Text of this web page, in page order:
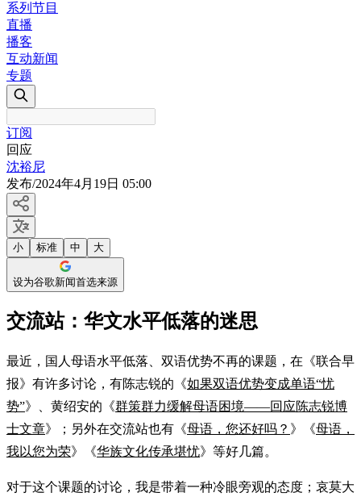
系列节目
直播
播客
互动新闻
专题
订阅
回应
沈裕尼
发布/2024年4月19日 05:00
小 标准 中 大
设为谷歌新闻首选来源
交流站：华文水平低落的迷思
最近，国人母语水平低落、双语优势不再的课题，在《联合早
报》有许多讨论，有陈志锐的《如果双语优势变成单语“忧
势”》、黄绍安的《群策群力缓解母语困境——回应陈志锐博
士文章》；另外在交流站也有《母语，您还好吗？ 》《母语，
我以您为荣》《华族文化传承堪忧》等好几篇。
对于这个课题的讨论，我是带着一种冷眼旁观的态度；哀莫大